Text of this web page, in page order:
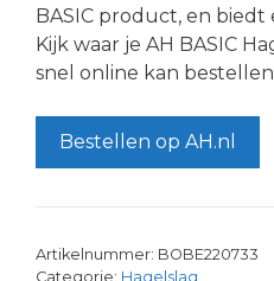
BASIC product, en biedt
Kijk waar je AH BASIC
snel online kan
Bestellen op AH.nl
Artikelnummer: BOBE220733
Categorie: Hagelslag